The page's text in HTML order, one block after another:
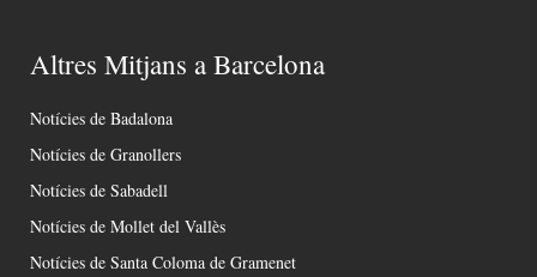
Altres Mitjans a Barcelona
Notícies de Badalona
Notícies de Granollers
Notícies de Sabadell
Notícies de Mollet del Vallès
Notícies de Santa Coloma de Gramenet